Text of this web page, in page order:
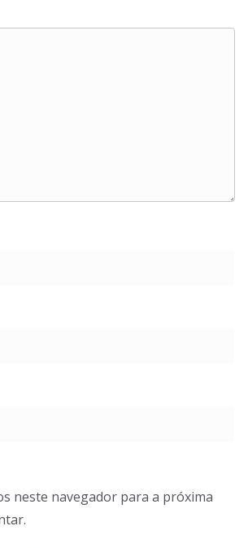
neste navegador para a próxima